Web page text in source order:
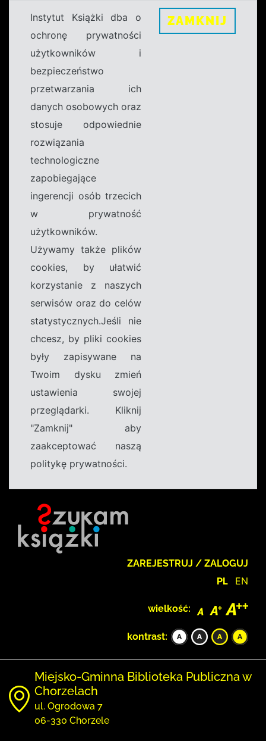
Instytut Książki dba o
ochronę prywatności
użytkowników i
bezpieczeństwo
przetwarzania ich
danych osobowych oraz
stosuje odpowiednie
rozwiązania
technologiczne
zapobiegające
ingerencji osób trzecich
w prywatność
użytkowników.
Używamy także plików
cookies, by ułatwić
korzystanie z naszych
serwisów oraz do celów
statystycznych.Jeśli nie
chcesz, by pliki cookies
były zapisywane na
Twoim dysku zmień
ustawienia swojej
przeglądarki. Kliknij
"Zamknij" aby
zaakceptować naszą
politykę prywatności.
ZAMKNIJ
ZAREJESTRUJ / ZALOGUJ
PL EN
wielkość:
kontrast:
Miejsko-Gminna Biblioteka Publiczna w
Chorzelach
ul. Ogrodowa 7
06-330 Chorzele